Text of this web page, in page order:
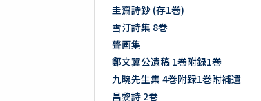
圭齋詩鈔 (存1巻)
雪汀詩集 8巻
聲画集
鄭文翼公遺稿 1巻附録1巻
九畹先生集 4巻附録1巻附補遺
昌黎詩 2巻